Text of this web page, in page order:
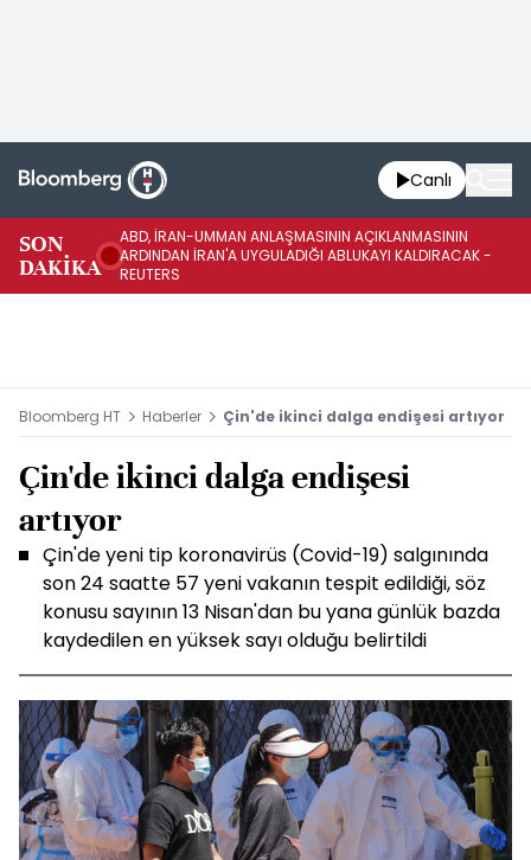
Canlı
SON
DAKİKA
ABD, İRAN-UMMAN ANLAŞMASININ AÇIKLANMASININ
ARDINDAN İRAN'A UYGULADIĞI ABLUKAYI KALDIRACAK -
REUTERS
Bloomberg HT Haberler Çin'de ikinci dalga endişesi artıyor
Çin'de ikinci dalga endişesi
artıyor
Çin'de yeni tip koronavirüs (Covid-19) salgınında
son 24 saatte 57 yeni vakanın tespit edildiği, söz
konusu sayının 13 Nisan'dan bu yana günlük bazda
kaydedilen en yüksek sayı olduğu belirtildi